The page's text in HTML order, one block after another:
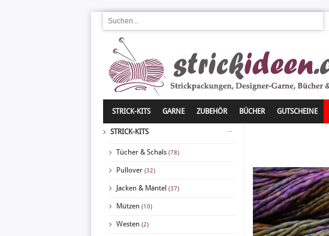
STRICK-KITS GARNE ZUBEHÖR BÜCHER GUTSCHEINE
STRICK-KITS
Tücher & Schals (78)
Pullover (32)
Jacken & Mäntel (37)
Mützen (10)
Westen (2)